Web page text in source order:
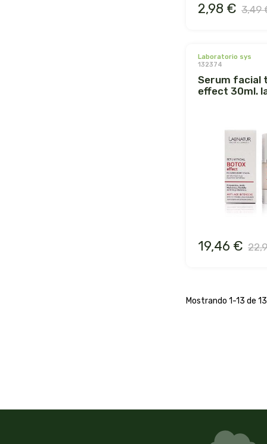
2,98 € 3,49
laboratorio sys
132374
serum facial tensor
effect 30ml.
19,46 €
Mostrando 1-13 de